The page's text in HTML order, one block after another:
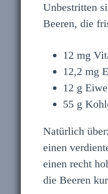
Unbestritten
Beeren, die
12 mg
12,2 mg
12 g
55 g
Natürlich
einen
einen recht
die Beeren